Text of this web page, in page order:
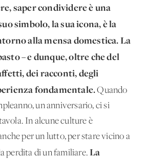
saper condividere è una
simbolo, la sua icona, è la
alla mensa domestica.La
– e dunque, oltre che del
dei racconti, degli
fondamentale.Quando
un anniversario, ci si
In alcune culture è
per un lutto, per stare vicino a
perdita di un familiare.La